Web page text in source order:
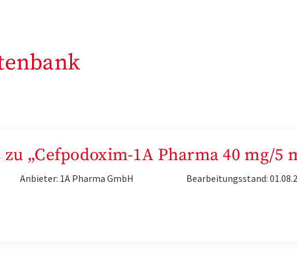
„Cefpodoxim-1A Pharma 40 mg/5
Anbieter: 1A Pharma GmbH Bearbeitungsstand: